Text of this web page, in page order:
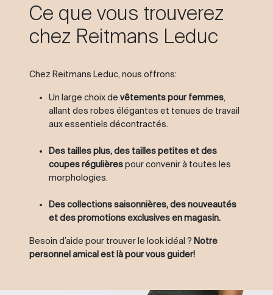
Ce que vous trouverez
chez Reitmans Leduc
Chez Reitmans Leduc, nous offrons:
Un large choix de vêtements pour femmes,
allant des robes élégantes et tenues de travail
aux essentiels décontractés.
Des tailles plus, des tailles petites et des
coupes régulièrespour convenir à toutes les
morphologies.
Des collections saisonnières, des nouveautés
et des promotions exclusives en magasin.
Besoin d’aide pour trouver le look idéal ? Notre
personnel amical est là pour vous guider!